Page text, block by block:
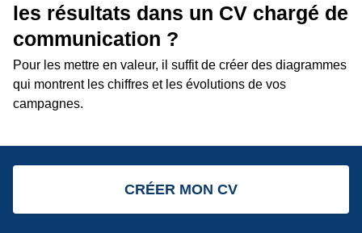
les résultats dans un CV chargé de
communication ?
Pour les mettre en valeur, il suffit de créer des diagrammes
qui montrent les chiffres et les évolutions de vos
campagnes.
Faut-il mettre une photographie
dans un CV chargé de
CRÉER MON CV